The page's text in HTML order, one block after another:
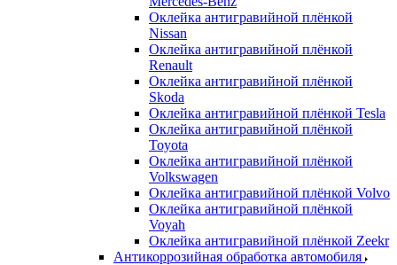
Оклейка антигравийной плёнкой
Nissan
Оклейка антигравийной плёнкой
Renault
Оклейка антигравийной плёнкой
Skoda
Оклейка антигравийной плёнкой Tesla
Оклейка антигравийной плёнкой
Toyota
Оклейка антигравийной плёнкой
Volkswagen
Оклейка антигравийной плёнкой Volvo
Оклейка антигравийной плёнкой
Voyah
Оклейка антигравийной плёнкой Zeekr
Антикоррозийная обработка автомобиля